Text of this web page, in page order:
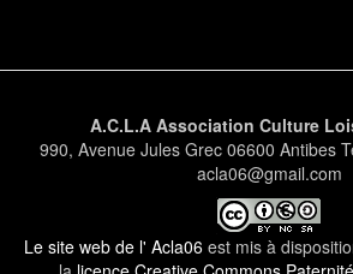
A.C.L.A Association Culture
990, Avenue Jules Grec 06600 Antibes
acla06@gmail.com
Le site web de l' Acla06est mis à